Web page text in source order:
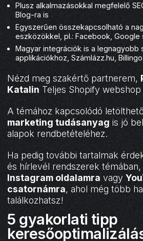
Plusz alkalmazásokkal megfelelő
Blog-ra is
Egyszerűen összekapcsolható a
eszközökkel, pl.: Facebook, Google
Magyar integrációk is a legnagyobb
applikációkhoz, Számlázz.hu,
Nézd meg szakértő partnerem,
Katalin Teljes Shopify
A témához kapcsolódó
marketing tudásanyag is jó
alapok rendbetételéhez.
Ha pedig további tartalmak
és hírlevél rendszerek
Instagram oldalamra vagy
csatornámra, ahol még több
találkozhatsz!
5 gyakorlati tipp